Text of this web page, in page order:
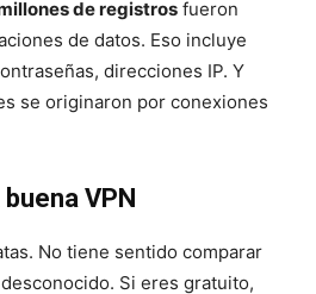
de registros fueron
de datos. Eso incluye
direcciones IP. Y
se originaron por conexiones
VPN
No tiene sentido comparar
Si eres gratuito,